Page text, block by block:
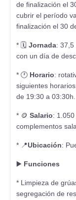
de finalización el
cubrir el período
finalización el 30
* 🗓️ Jornada: 37,5
con un día de
* 🕐 Horario:
siguientes
de 19:30 a 03:30h.
* 🪙 Salario:
complementos
* 📍Ubicación:
▶️ Funciones
* Limpieza de
segregación de